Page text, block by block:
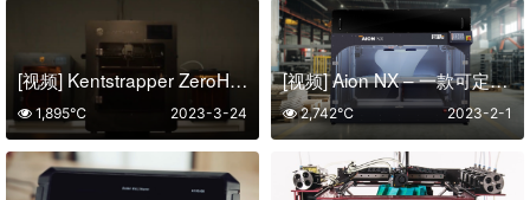
[视频] Kentstrapper ZeroHS 专业快速的FDM 3D打印机
2023-3-24
1,895℃
[视频] Aion NX – 一款可定制“无极限”的3D打印机
2023-2-1
2,742℃